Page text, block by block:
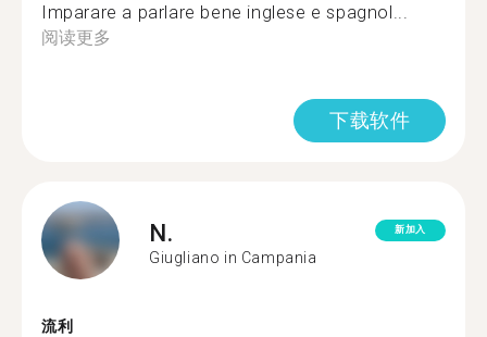
Imparare a parlare bene inglese e spagnol...
阅读更多
下载软件
N.
Giugliano in Campania
新加入
流利